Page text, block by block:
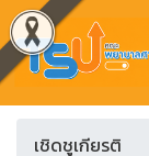
เชิดชูเกียรติ